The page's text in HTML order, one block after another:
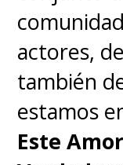
actores,
también
estamos
Este